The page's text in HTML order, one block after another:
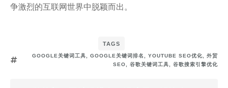
争激烈的互联网世界中脱颖而出。
TAGS
GOOGLE关键词工具 GOOGLE关键词排名 YOUTUBE SEO优化
外贸
SEO
谷歌关键词工具 谷歌搜索引擎优化